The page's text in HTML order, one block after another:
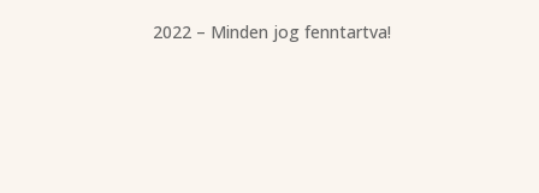
2022 – Minden jog fenntartva!